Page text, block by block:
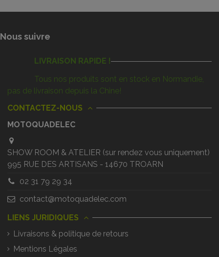
Nous suivre
LIVRAISON RAPIDE !
Tous nos produits sont en stock en Normandie,
pas de livraison depuis la Chine!
CONTACTEZ-NOUS
MOTOQUADELEC
SHOW ROOM & ATELIER (sur rendez vous uniquement)
995 RUE DES ARTISANS - 14670 TROARN
02 31 79 29 34
contact@motoquadelec.com
LIENS JURIDIQUES
Livraisons & politique de retours
Mentions Légales